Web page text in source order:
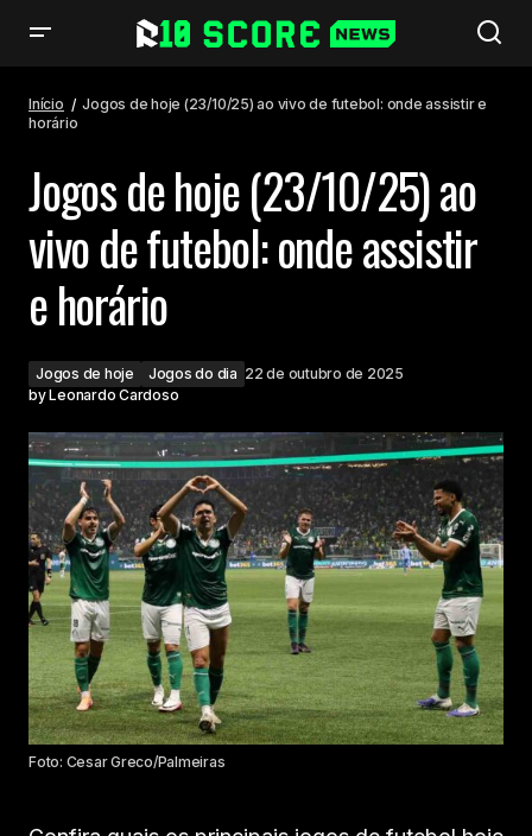
Início
Jogos de hoje (23/10/25) ao vivo de futebol: onde assistir e
horário
Jogos de hoje (23/10/25) ao
vivo de futebol: onde assistir
e horário
Jogos de hoje Jogos do dia 22 de outubro de 2025
byLeonardo Cardoso
Foto: Cesar Greco/Palmeiras